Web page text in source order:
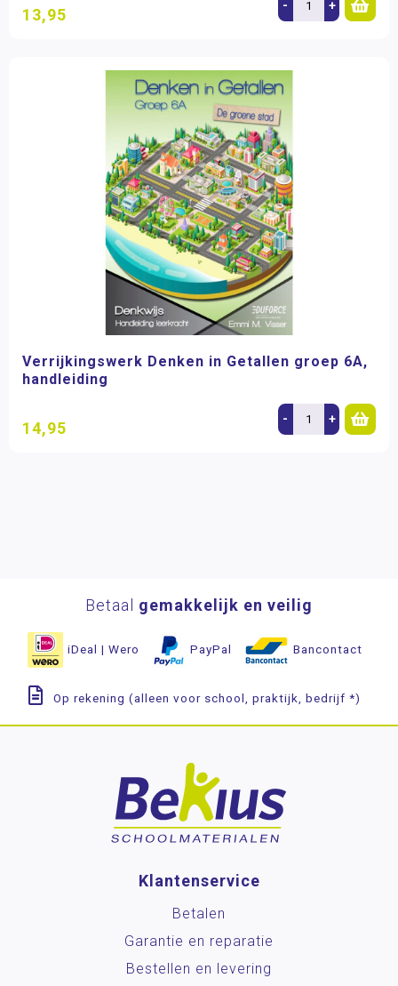
13,95 - +
Verrijkingswerk Denken in Getallen groep 6A,
handleiding
14,95 - +
Betaal gemakkelijk en veilig
iDeal | Wero PayPal Bancontact
Op rekening (alleen voor school, praktijk, bedrijf *)
Klantenservice
Betalen
Garantie en reparatie
Bestellen en levering